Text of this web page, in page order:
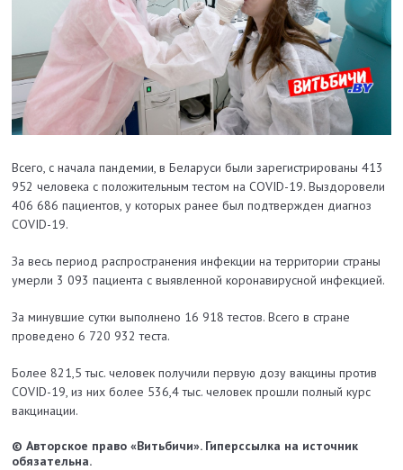
Всего, с начала пандемии, в Беларуси были зарегистрированы 413
952 человека с положительным тестом на COVID-19. Выздоровели
406 686 пациентов, у которых ранее был подтвержден диагноз
COVID-19.
За весь период распространения инфекции на территории страны
умерли 3 093 пациента с выявленной коронавирусной инфекцией.
За минувшие сутки выполнено 16 918 тестов. Всего в стране
проведено 6 720 932 теста.
Более 821,5 тыс. человек получили первую дозу вакцины против
COVID-19, из них более 536,4 тыс. человек прошли полный курс
вакцинации.
© Авторское право «Витьбичи». Гиперссылка на источник
обязательна.